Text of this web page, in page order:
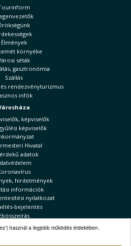
használ a legjobb működés érdekében.
Élmények
környéke
séták
gasztronómia
Szállás
rendezvényturizmus
infók
képviselők
képviselők
Hivatal
adatok
hirdetmények
információk
nyilatkozat
bejelentés
Hírek